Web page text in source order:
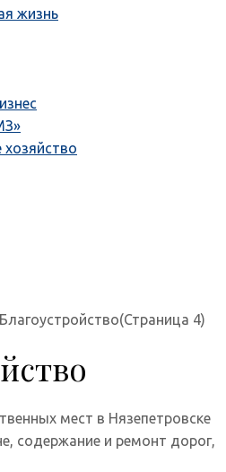
жизнь
хозяйство
Благоустройство(Страница 4)
мест в Нязепетровске
содержание и ремонт дорог,